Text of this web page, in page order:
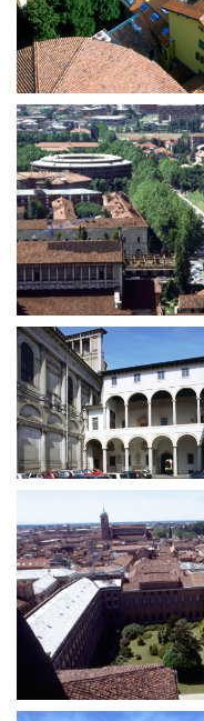
Sostenibilità ambientale
SERVIZI
Servizi generali
Location scouting
Spazi nella sede FCTP
Sala Casting
Sala Paolo Tenna
FILM FUNDS
Piemonte Film Tv Fund
Piemonte Film Tv
Development Fund
Piemonte Doc Film Fund
Short Film Fund
PRODUCTION GUIDE
Società di produzione
Strutture di servizio
Professionisti
Attrici-Attori
Beginners
LOCATION GUIDE
FILM DATABASE